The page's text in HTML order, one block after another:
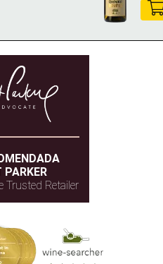
PARKER
Trusted Retailer